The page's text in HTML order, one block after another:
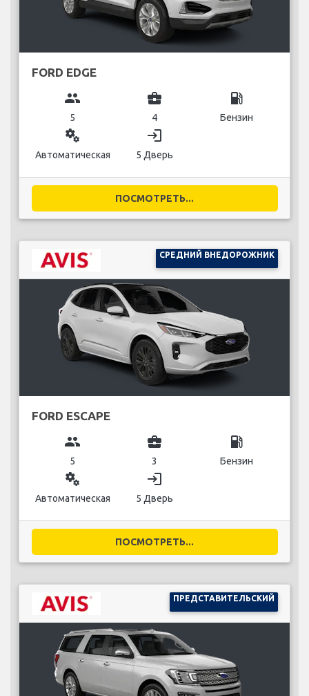
FORD EDGE
group
5
business_center
4
local_gas_station
Бензин
miscellaneous_services
Автоматическая
login
5 Дверь
ПОСМОТРЕТЬ...
СРЕДНИЙ ВНЕДОРОЖНИК
FORD ESCAPE
group
5
business_center
3
local_gas_station
Бензин
miscellaneous_services
Автоматическая
login
5 Дверь
ПОСМОТРЕТЬ...
ПРЕДСТАВИТЕЛЬСКИЙ